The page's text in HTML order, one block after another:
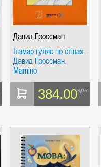
Давид Гроссман
Ітамар гуляє по стінах.
Давид Гроссман.
Mamino
384.00грн